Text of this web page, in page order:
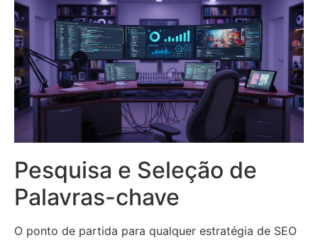
Pesquisa e Seleção de
Palavras-chave
O ponto de partida para qualquer estratégia de SEO